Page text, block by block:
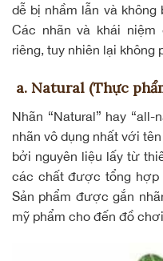
dễ bị nhầm lẫn và không
Các nhãn và khái
riêng, tuy nhiên lại không
a. Natural (Thực
Nhãn “Natural” hay
nhãn vô dụng nhất với
bởi nguyên liệu lấy từ
các chất được tổng hợp
Sản phẩm được gắn
mỹ phẩm cho đến đồ chơi